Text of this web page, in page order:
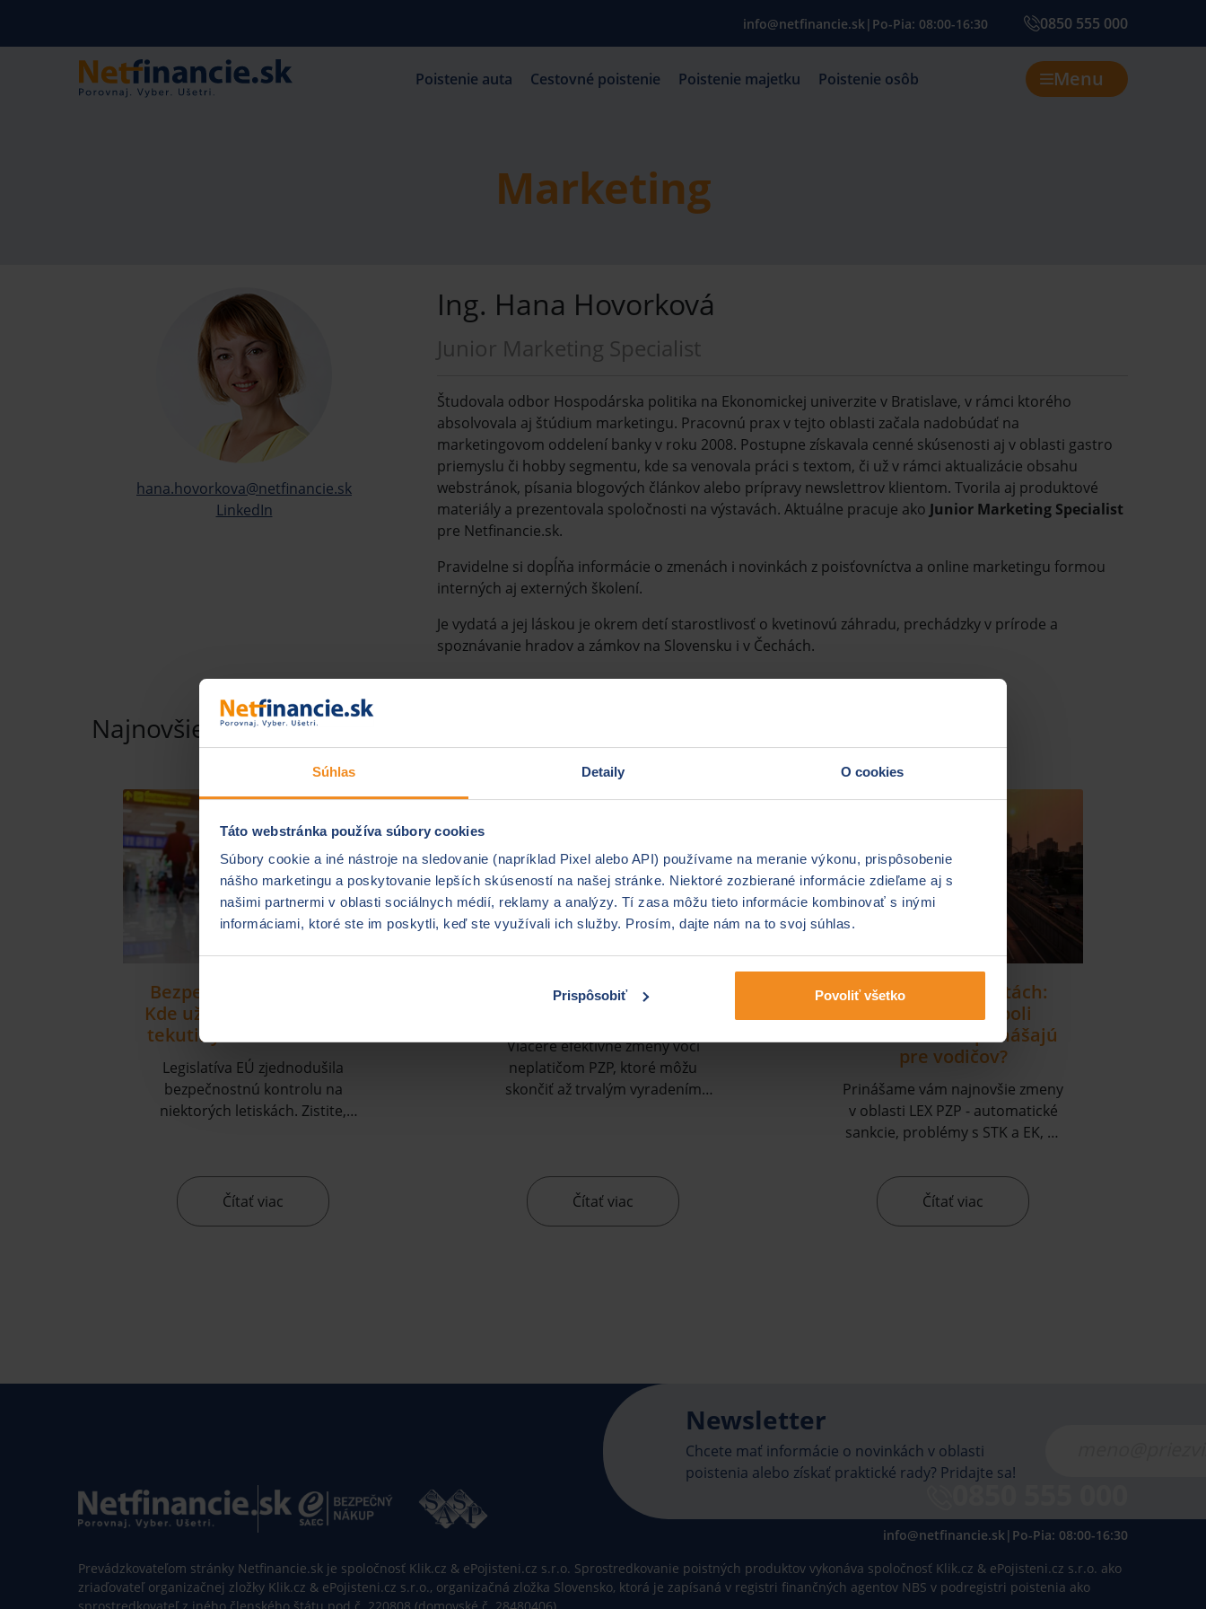
Súhlas Detaily O cookies
Táto webstránka používa súbory cookies
Súbory cookie a iné nástroje na sledovanie (napríklad Pixel alebo API) používame na meranie výkonu, prispôsobenie
nášho marketingu a poskytovanie lepších skúseností na našej stránke. Niektoré zozbierané informácie zdieľame aj s
našimi partnermi v oblasti sociálnych médií, reklamy a analýzy. Tí zasa môžu tieto informácie kombinovať s inými
informáciami, ktoré ste im poskytli, keď ste využívali ich služby. Prosím, dajte nám na to svoj súhlas.
Prispôsobiť Povoliť všetko
info@netfinancie.sk | Po-Pia: 08:00-16:30 0850 555 000
Poistenie auta Cestovné poistenie Poistenie majetku Poistenie osôb Menu
Marketing
hana.hovorkova@netfinancie.sk
LinkedIn
Ing. Hana Hovorková
Junior Marketing Specialist
Študovala odbor Hospodárska politika na Ekonomickej univerzite v Bratislave, v rámci ktorého
absolvovala aj štúdium marketingu. Pracovnú prax v tejto oblasti začala nadobúdať na
marketingovom oddelení banky v roku 2008. Postupne získavala cenné skúsenosti aj v oblasti gastro
priemyslu či hobby segmentu, kde sa venovala práci s textom, či už v rámci aktualizácie obsahu
webstránok, písania blogových článkov alebo prípravy newslettrov klientom. Tvorila aj produktové
materiály a prezentovala spoločnosti na výstavách. Aktuálne pracuje ako Junior Marketing Specialist
pre Netfinancie.sk.
Pravidelne si dopĺňa informácie o zmenách i novinkách z poisťovníctva a online marketingu formou
interných aj externých školení.
Je vydatá a jej láskou je okrem detí starostlivosť o kvetinovú záhradu, prechádzky v prírode a
spoznávanie hradov a zámkov na Slovensku i v Čechách.
Najnovšie príspevky tohto autora
Bezpečnostná kontrola:
Kde už nemusíte vyberať
tekutiny ani elektroniku
Legislatíva EÚ zjednodušila
bezpečnostnú kontrolu na
niektorých letiskách. Zistite,
Čítať viac
Novela zákona o PZP: Aké
Viaceré efektívne zmeny voči
neplatičom PZP, ktoré môžu
skončiť až trvalým vyradením
Čítať viac
Revolúcia na cestách:
novinky v PZP boli
schválené! Čo prinášajú
pre vodičov?
Prinášame vám najnovšie zmeny
v oblasti LEX PZP - automatické
sankcie, problémy s STK a EK, až
pri neplatnom PZP. Získajte
prehľad, aby ste predišli
nepríjemnostiam a prípadným
Čítať viac
Newsletter
Chcete mať informácie o novinkách v oblasti
poistenia alebo získať praktické rady? Pridajte sa!
0850 555 000
info@netfinancie.sk | Po-Pia: 08:00-16:30
Prevádzkovateľom stránky Netfinancie.sk je spoločnosť Klik.cz & ePojisteni.cz s.r.o. Sprostredkovanie poistných produktov vykonáva spoločnosť Klik.cz & ePojisteni.cz s.r.o. ako
zriaďovateľ organizačnej zložky Klik.cz & ePojisteni.cz s.r.o., organizačná zložka Slovensko, ktorá je zapísaná v registri finančných agentov NBS v podregistri poistenia ako